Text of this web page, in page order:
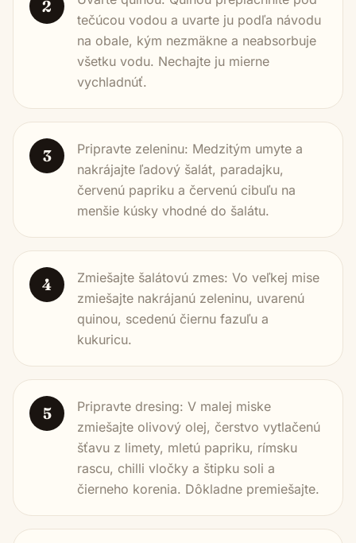
2
tečúcou vodou a uvarte ju podľa návodu
na obale, kým nezmäkne a neabsorbuje
všetku vodu. Nechajte ju mierne
vychladnúť.
3
Pripravte zeleninu: Medzitým umyte a
nakrájajte ľadový šalát, paradajku,
červenú papriku a červenú cibuľu na
menšie kúsky vhodné do šalátu.
4
Zmiešajte šalátovú zmes: Vo veľkej mise
zmiešajte nakrájanú zeleninu, uvarenú
quinou, scedenú čiernu fazuľu a
kukuricu.
5
Pripravte dresing: V malej miske
zmiešajte olivový olej, čerstvo vytlačenú
šťavu z limety, mletú papriku, rímsku
rascu, chilli vločky a štipku soli a
čierneho korenia. Dôkladne premiešajte.